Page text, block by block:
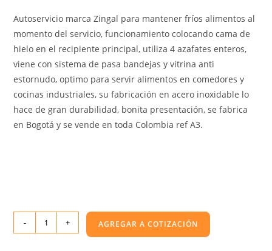
Autoservicio marca Zingal para mantener fríos alimentos al
momento del servicio, funcionamiento colocando cama de
hielo en el recipiente principal, utiliza 4 azafates enteros,
viene con sistema de pasa bandejas y vitrina anti
estornudo, optimo para servir alimentos en comedores y
cocinas industriales, su fabricación en acero inoxidable lo
hace de gran durabilidad, bonita presentación, se fabrica
en Bogotá y se vende en toda Colombia ref A3.
- + AGREGAR A COTIZACIÓN